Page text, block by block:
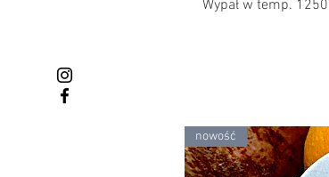
Wypał w temp.
nowość